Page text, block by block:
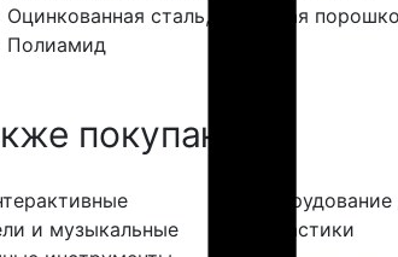
Оцинкованная сталь, покрытая
Полиамид
покупают: